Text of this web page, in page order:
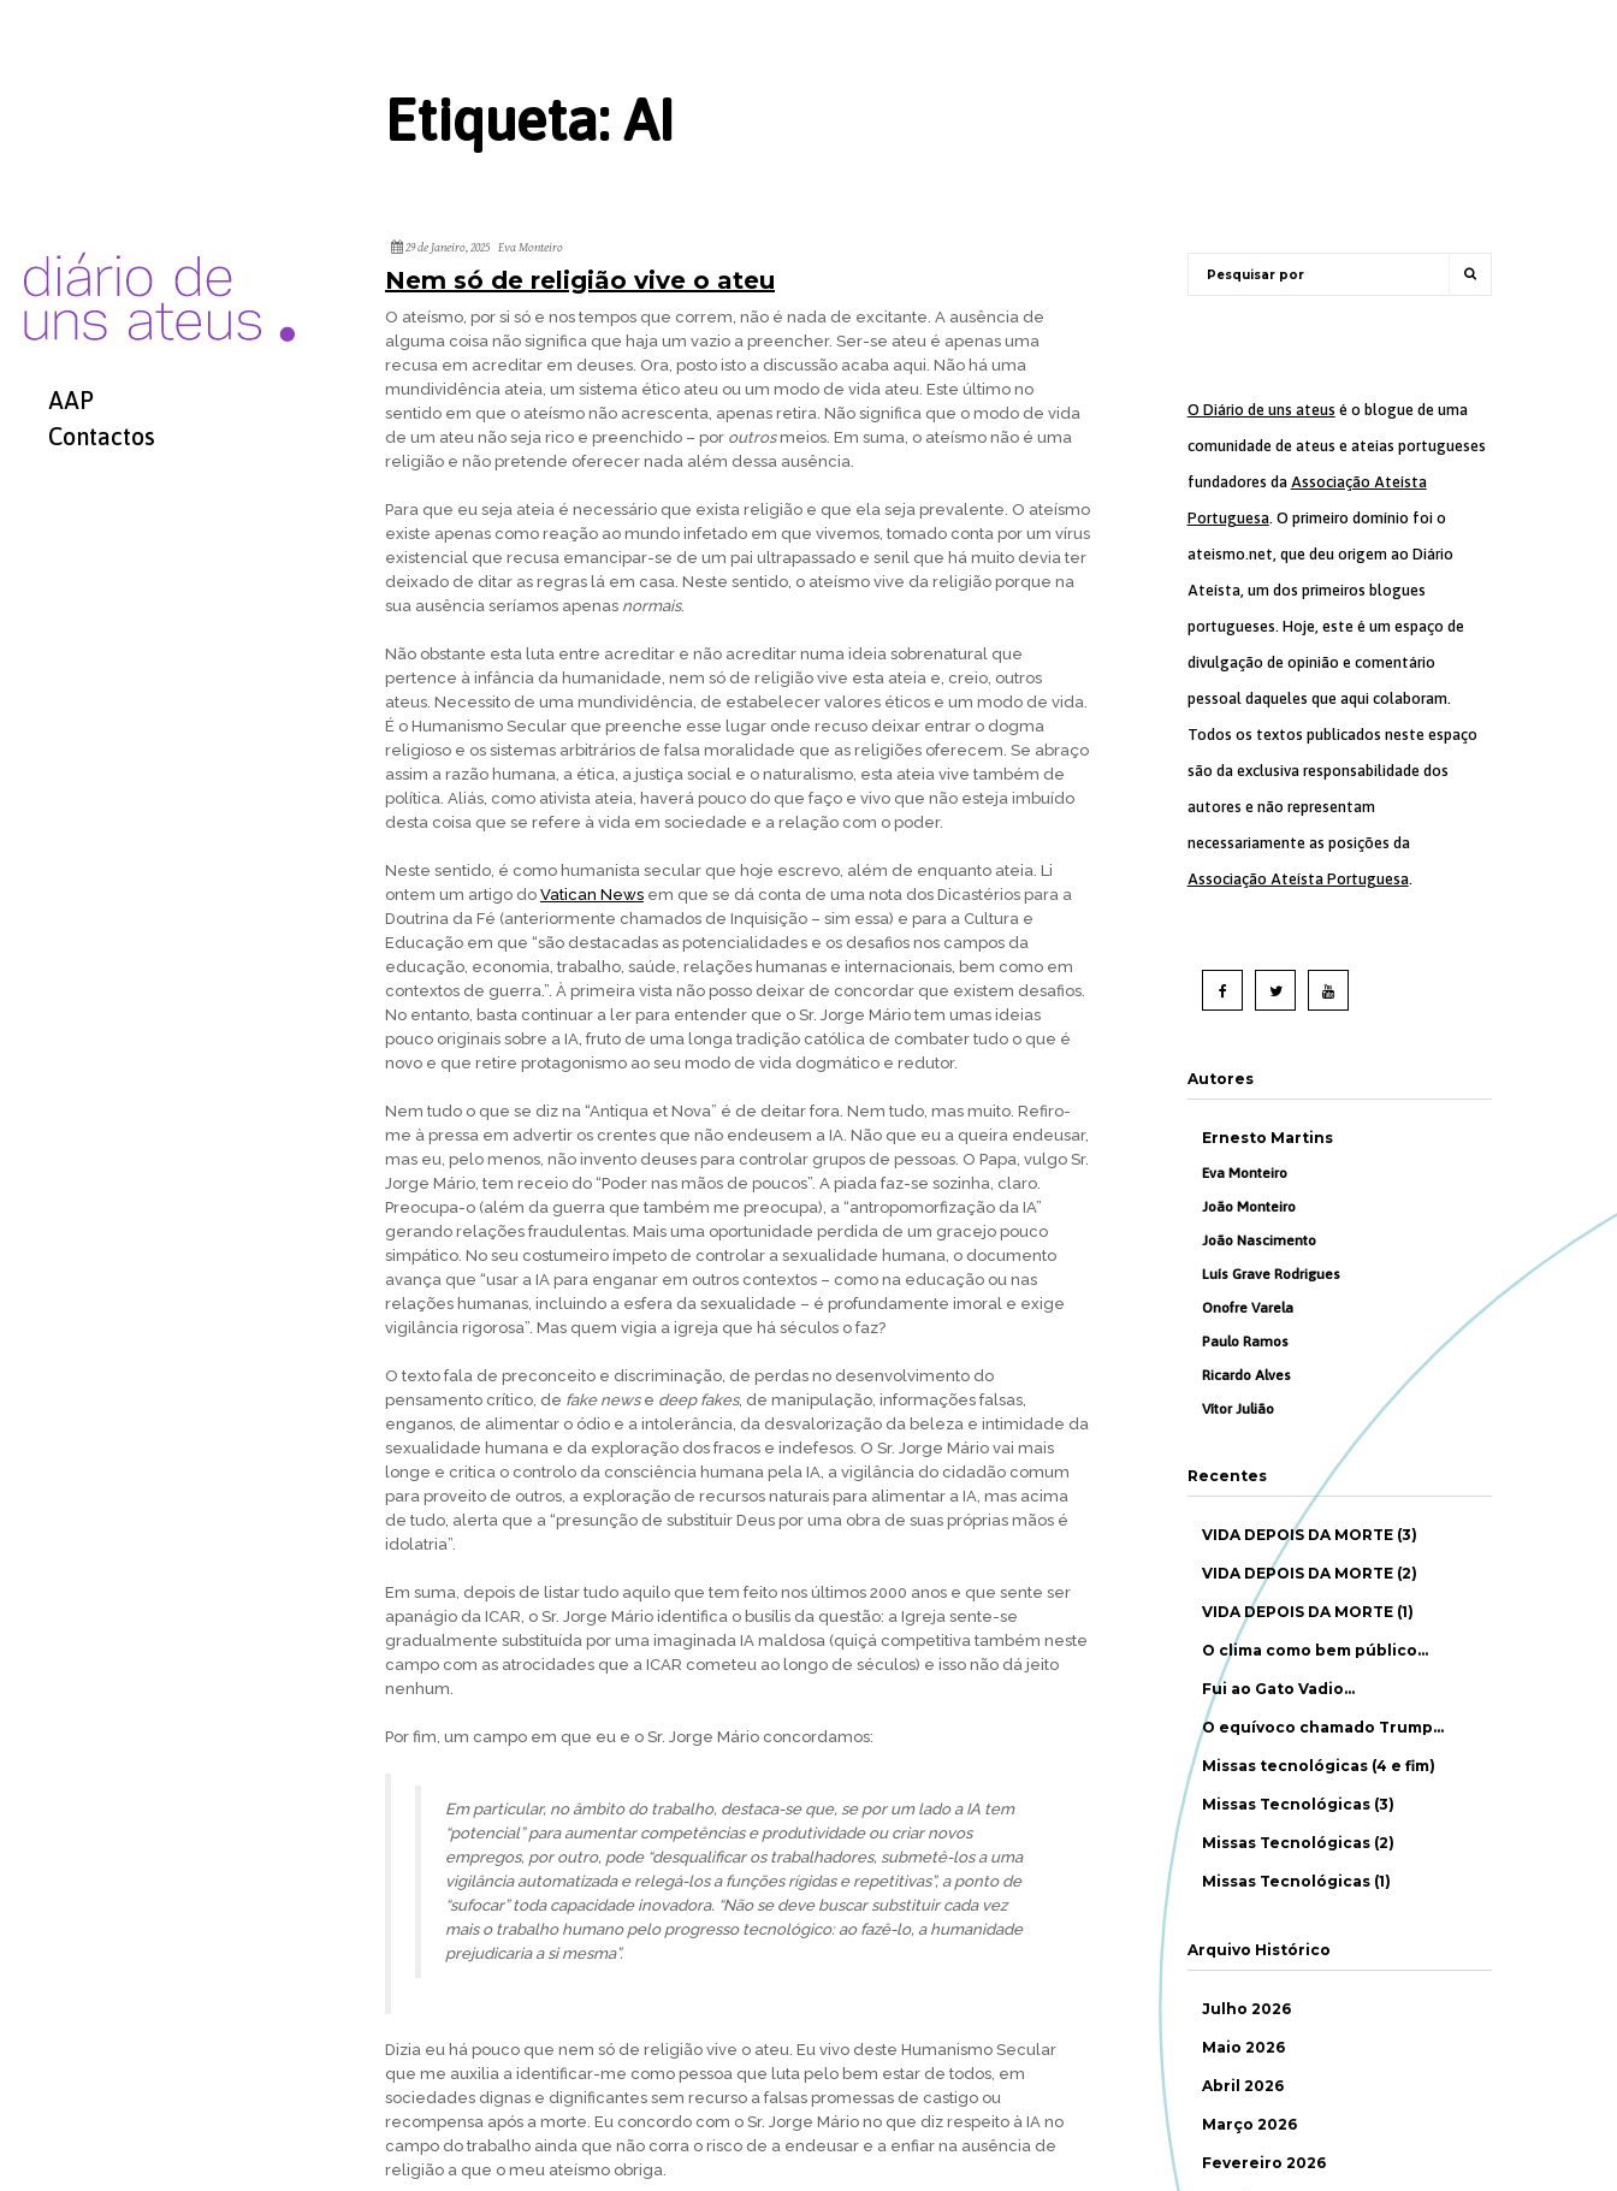
AAP
Contactos
Etiqueta: AI
29 de Janeiro, 2025 Eva Monteiro
Nem só de religião vive o ateu
O ateísmo, por si só e nos tempos que correm, não é nada de excitante. A ausência de
alguma coisa não significa que haja um vazio a preencher. Ser-se ateu é apenas uma
recusa em acreditar em deuses. Ora, posto isto a discussão acaba aqui. Não há uma
mundividência ateia, um sistema ético ateu ou um modo de vida ateu. Este último no
sentido em que o ateísmo não acrescenta, apenas retira. Não significa que o modo de vida
de um ateu não seja rico e preenchido – por outrosmeios. Em suma, o ateísmo não é uma
religião e não pretende oferecer nada além dessa ausência.
Para que eu seja ateia é necessário que exista religião e que ela seja prevalente. O ateísmo
existe apenas como reação ao mundo infetado em que vivemos, tomado conta por um vírus
existencial que recusa emancipar-se de um pai ultrapassado e senil que há muito devia ter
deixado de ditar as regras lá em casa. Neste sentido, o ateísmo vive da religião porque na
sua ausência seríamos apenas normais.
Não obstante esta luta entre acreditar e não acreditar numa ideia sobrenatural que
pertence à infância da humanidade, nem só de religião vive esta ateia e, creio, outros
ateus. Necessito de uma mundividência, de estabelecer valores éticos e um modo de vida.
É o Humanismo Secular que preenche esse lugar onde recuso deixar entrar o dogma
religioso e os sistemas arbitrários de falsa moralidade que as religiões oferecem. Se abraço
assim a razão humana, a ética, a justiça social e o naturalismo, esta ateia vive também de
política. Aliás, como ativista ateia, haverá pouco do que faço e vivo que não esteja imbuído
desta coisa que se refere à vida em sociedade e a relação com o poder.
Neste sentido, é como humanista secular que hoje escrevo, além de enquanto ateia. Li
ontem um artigo do Vatican News em que se dá conta de uma nota dos Dicastérios para a
Doutrina da Fé (anteriormente chamados de Inquisição – sim essa) e para a Cultura e
Educação em que “são destacadas as potencialidades e os desafios nos campos da
educação, economia, trabalho, saúde, relações humanas e internacionais, bem como em
contextos de guerra.”. À primeira vista não posso deixar de concordar que existem desafios.
No entanto, basta continuar a ler para entender que o Sr. Jorge Mário tem umas ideias
pouco originais sobre a IA, fruto de uma longa tradição católica de combater tudo o que é
novo e que retire protagonismo ao seu modo de vida dogmático e redutor.
Nem tudo o que se diz na “Antiqua et Nova” é de deitar fora. Nem tudo, mas muito. Refiro-
me à pressa em advertir os crentes que não endeusem a IA. Não que eu a queira endeusar,
mas eu, pelo menos, não invento deuses para controlar grupos de pessoas. O Papa, vulgo Sr.
Jorge Mário, tem receio do “Poder nas mãos de poucos”. A piada faz-se sozinha, claro.
Preocupa-o (além da guerra que também me preocupa), a “antropomorfização da IA”
gerando relações fraudulentas. Mais uma oportunidade perdida de um gracejo pouco
simpático. No seu costumeiro ímpeto de controlar a sexualidade humana, o documento
avança que “usar a IA para enganar em outros contextos – como na educação ou nas
relações humanas, incluindo a esfera da sexualidade – é profundamente imoral e exige
vigilância rigorosa”. Mas quem vigia a igreja que há séculos o faz?
O texto fala de preconceito e discriminação, de perdas no desenvolvimento do
pensamento crítico, de fake newse deep fakes, de manipulação, informações falsas,
enganos, de alimentar o ódio e a intolerância, da desvalorização da beleza e intimidade da
sexualidade humana e da exploração dos fracos e indefesos. O Sr. Jorge Mário vai mais
longe e critica o controlo da consciência humana pela IA, a vigilância do cidadão comum
para proveito de outros, a exploração de recursos naturais para alimentar a IA, mas acima
de tudo, alerta que a “presunção de substituir Deus por uma obra de suas próprias mãos é
idolatria”.
Em suma, depois de listar tudo aquilo que tem feito nos últimos 2000 anos e que sente ser
apanágio da ICAR, o Sr. Jorge Mário identifica o busílis da questão: a Igreja sente-se
gradualmente substituída por uma imaginada IA maldosa (quiçá competitiva também neste
campo com as atrocidades que a ICAR cometeu ao longo de séculos) e isso não dá jeito
nenhum.
Por fim, um campo em que eu e o Sr. Jorge Mário concordamos:
Em particular, no âmbito do trabalho, destaca-se que, se por um lado a IA tem
“potencial” para aumentar competências e produtividade ou criar novos
empregos, por outro, pode “desqualificar os trabalhadores, submetê-los a uma
vigilância automatizada e relegá-los a funções rígidas e repetitivas”, a ponto de
“sufocar” toda capacidade inovadora. “Não se deve buscar substituir cada vez
mais o trabalho humano pelo progresso tecnológico: ao fazê-lo, a humanidade
prejudicaria a si mesma”.
Dizia eu há pouco que nem só de religião vive o ateu. Eu vivo deste Humanismo Secular
que me auxilia a identificar-me como pessoa que luta pelo bem estar de todos, em
sociedades dignas e dignificantes sem recurso a falsas promessas de castigo ou
recompensa após a morte. Eu concordo com o Sr. Jorge Mário no que diz respeito à IA no
campo do trabalho ainda que não corra o risco de a endeusar e a enfiar na ausência de
religião a que o meu ateísmo obriga.
O Diário de uns ateus é o blogue de uma
comunidade de ateus e ateias portugueses
fundadores da Associação Ateísta
Portuguesa. O primeiro domínio foi o
ateismo.net, que deu origem ao Diário
Ateísta, um dos primeiros blogues
portugueses. Hoje, este é um espaço de
divulgação de opinião e comentário
pessoal daqueles que aqui colaboram.
Todos os textos publicados neste espaço
são da exclusiva responsabilidade dos
autores e não representam
necessariamente as posições da
Associação Ateísta Portuguesa.
Autores
Ernesto Martins
Eva Monteiro
João Monteiro
João Nascimento
Luís Grave Rodrigues
Onofre Varela
Paulo Ramos
Ricardo Alves
Vítor Julião
Recentes
VIDA DEPOIS DA MORTE (3)
VIDA DEPOIS DA MORTE (2)
VIDA DEPOIS DA MORTE (1)
O clima como bem público…
Fui ao Gato Vadio…
O equívoco chamado Trump…
Missas tecnológicas (4 e fim)
Missas Tecnológicas (3)
Missas Tecnológicas (2)
Missas Tecnológicas (1)
Arquivo Histórico
Julho 2026
Maio 2026
Abril 2026
Março 2026
Fevereiro 2026